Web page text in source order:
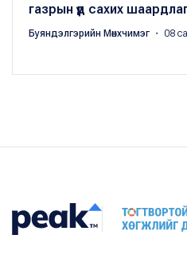
газрын үүд сахих
Буяндэлгэрийн Мөнхчимэг ・ 08